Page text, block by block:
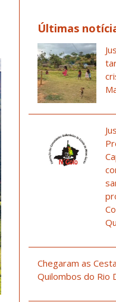
Últimas
Chegaram as
Quilombos do Rio